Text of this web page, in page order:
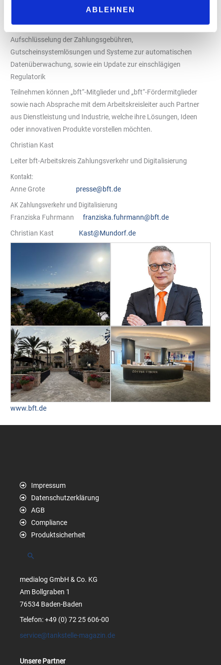
ABLEHNEN
Die Themen werden kurzfristig den aktuellen Gegebenheiten
angepasst. Themenschwerpunkte werden aber sein:
Aufschlüsselung der Zahlungsgebühren,
Gutscheinsystemlösungen und Systeme zur automatischen
Datenüberwachung, sowie ein Update zur einschlägigen
Regulatorik
Teilnehmen können „bft“-Mitglieder und „bft“-Fördermitglieder
sowie nach Absprache mit dem Arbeitskreisleiter auch Partner
aus Dienstleistung und Industrie, welche ihre Lösungen, Ideen
oder innovativen Produkte vorstellen möchten.
Christian Kast
Leiter bft-Arbeitskreis Zahlungsverkehr und Digitalisierung
Kontakt:
Anne Grote presse@bft.de
AK Zahlungsverkehr und Digitalisierung
Franziska Fuhrmannfranziska.fuhrmann@bft.de
Christian Kast Kast@Mundorf.de
www.bft.de
Impressum
Datenschutzerklärung
AGB
Compliance
Produktsicherheit
Suchen
medialog GmbH & Co. KG
Am Bollgraben 1
76534 Baden-Baden
Telefon: +49 (0) 72 25 606-00
service@tankstelle-magazin.de
Unsere Partner